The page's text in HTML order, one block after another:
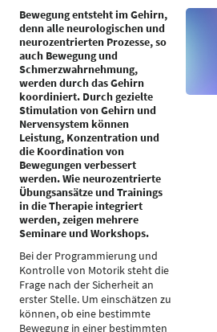
Bewegung entsteht im Gehirn,
denn alle neurologischen und
neurozentrierten Prozesse, so
auch Bewegung und
Schmerzwahrnehmung,
werden durch das Gehirn
koordiniert. Durch gezielte
Stimulation von Gehirn und
Nervensystem können
Leistung, Konzentration und
die Koordination von
Bewegungen verbessert
werden. Wie neurozentrierte
Übungsansätze und Trainings
in die Therapie integriert
werden, zeigen mehrere
Seminare und Workshops.
Bei der Programmierung und
Kontrolle von Motorik steht die
Frage nach der Sicherheit an
erster Stelle. Um einschätzen zu
können, ob eine bestimmte
Bewegung in einer bestimmten